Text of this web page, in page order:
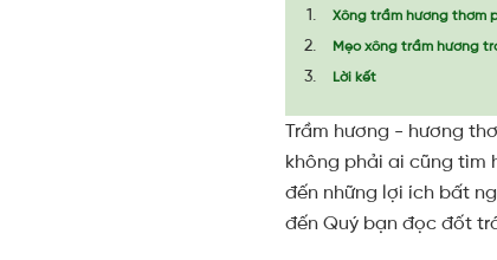
Xông trầm hương thơm
Mẹo xông trầm hương
Lời kết
Trầm hương - hương
không phải ai cũng tìm
đến những lợi ích bất
đến Quý bạn đọc đốt